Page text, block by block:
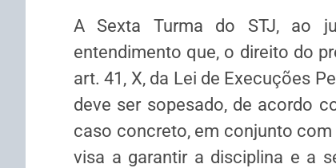
A Sexta Turma do STJ, ao
entendimento que, o direito do
art. 41, X, da Lei de Execuções
deve ser sopesado, de acordo
caso concreto, em conjunto
visa a garantir a disciplina e a